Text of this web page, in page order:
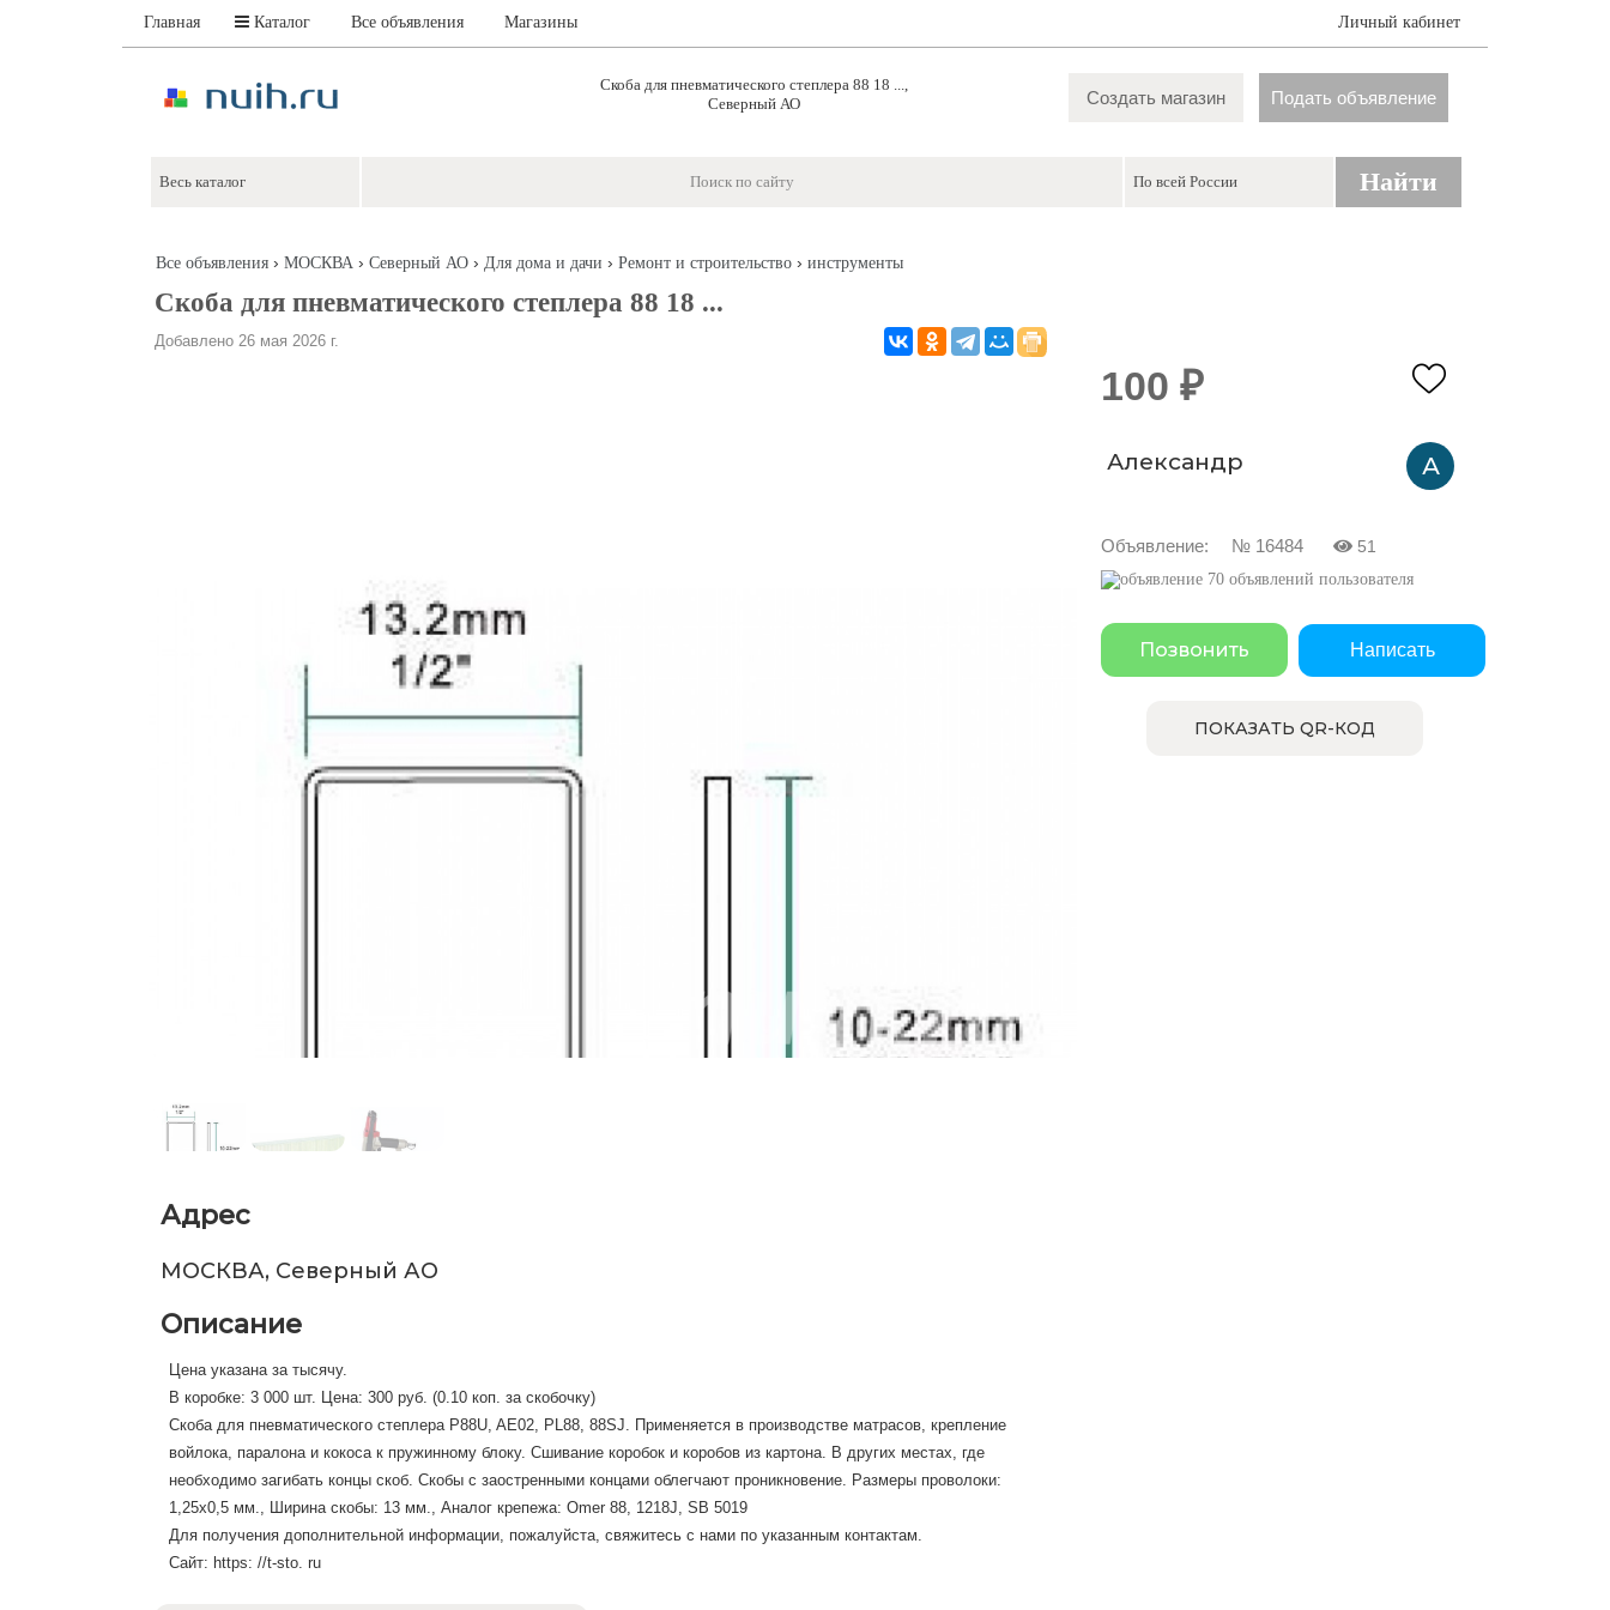
Главная Каталог Все объявления Магазины Личный кабинет
Скоба для пневматического степлера 88 18 ...,
Северный АО
Создать магазин Подать объявление
Найти
Все объявления› МОСКВА › Северный АО› Для дома и дачи › Ремонт и строительство› инструменты
Скоба для пневматического степлера 88 18 ...
Добавлено 26 мая 2026 г.
Адрес
МОСКВА, Северный АО
Описание
Цена указана за тысячу.
В коробке: 3 000 шт. Цена: 300 руб. (0.10 коп. за скобочку)
Скоба для пневматического степлера P88U, AE02, PL88, 88SJ. Применяется в производстве матрасов, крепление
войлока, паралона и кокоса к пружинному блоку. Сшивание коробок и коробов из картона. В других местах, где
необходимо загибать концы скоб. Скобы с заостренными концами облегчают проникновение. Размеры проволоки:
1,25х0,5 мм., Ширина скобы: 13 мм., Аналог крепежа: Omer 88, 1218J, SB 5019
Для получения дополнительной информации, пожалуйста, свяжитесь с нами по указанным контактам.
Сайт: https: //t-sto. ru
100 ₽
Александр А
Объявление: № 16484 51
70 объявлений пользователя
Позвонить Написать
ПОКАЗАТЬ QR-КОД